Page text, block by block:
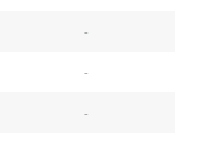
-
-
-